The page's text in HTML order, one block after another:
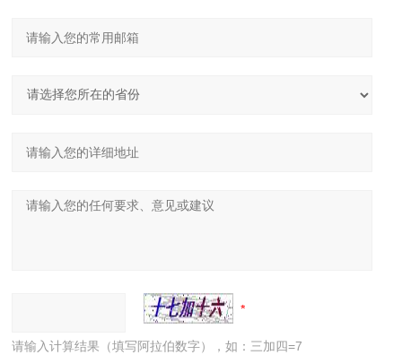
请输入计算结果（填写阿拉伯数字），如：三加四=7